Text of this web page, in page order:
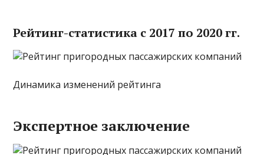
Рейтинг-статистика с 2017 по 2020 гг.
Динамика изменений рейтинга
Экспертное заключение